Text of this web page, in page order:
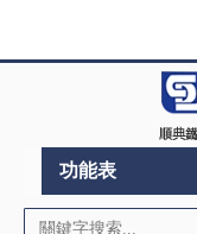
功能表